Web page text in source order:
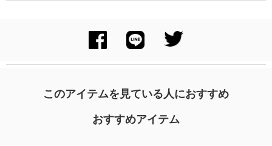
このアイテムを見ている人におすすめ
おすすめアイテム